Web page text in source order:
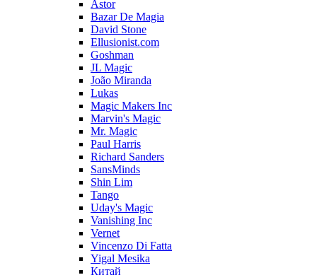
Astor
Bazar De Magia
David Stone
Ellusionist.com
Goshman
JL Magic
João Miranda
Lukas
Magic Makers Inc
Marvin's Magic
Mr. Magic
Paul Harris
Richard Sanders
SansMinds
Shin Lim
Tango
Uday's Magic
Vanishing Inc
Vernet
Vincenzo Di Fatta
Yigal Mesika
Китай